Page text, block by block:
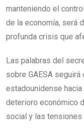
manteniendo el
de la economía, será
profunda crisis que
Las palabras del
sobre GAESA
estadounidense hacia
deterioro económico
social y las